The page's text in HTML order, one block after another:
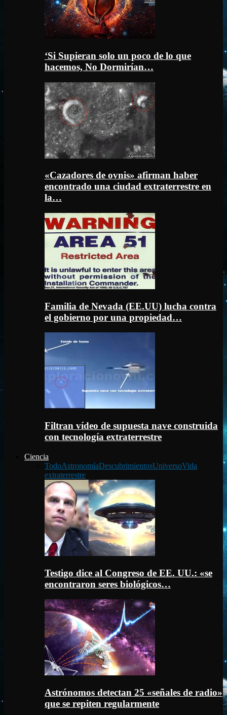
‘Si Supieran solo un poco de lo que
hacemos, No Dormirían…
«Cazadores de ovnis» afirman haber
encontrado una ciudad extraterrestre en
la…
Familia de Nevada (EE.UU) lucha contra
el gobierno por una propiedad…
Filtran vídeo de supuesta nave construida
con tecnología extraterrestre
Ciencia
TodoAstronomíaDescubrimientosUniversoVida
extraterrestre
Testigo dice al Congreso de EE. UU.: «se
encontraron seres biológicos…
Astrónomos detectan 25 «señales de radio»
que se repiten regularmente